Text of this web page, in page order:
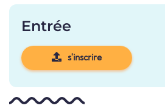
Entrée
s'inscrire